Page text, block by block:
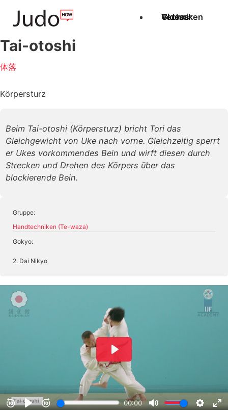
Techniken
Videos
Glossar
Tai-otoshi
体落
Körpersturz
Beim Tai-otoshi (Körpersturz) bricht Tori das
Gleichgewicht von Uke nach vorne. Gleichzeitig sperrt
er Ukes vorkommendes Bein und wirft diesen durch
Strecken und Drehen des Körpers über das
blockierende Bein.
Gruppe:
Handtechniken (Te-waza)
Gokyo:
2. Dai Nikyo